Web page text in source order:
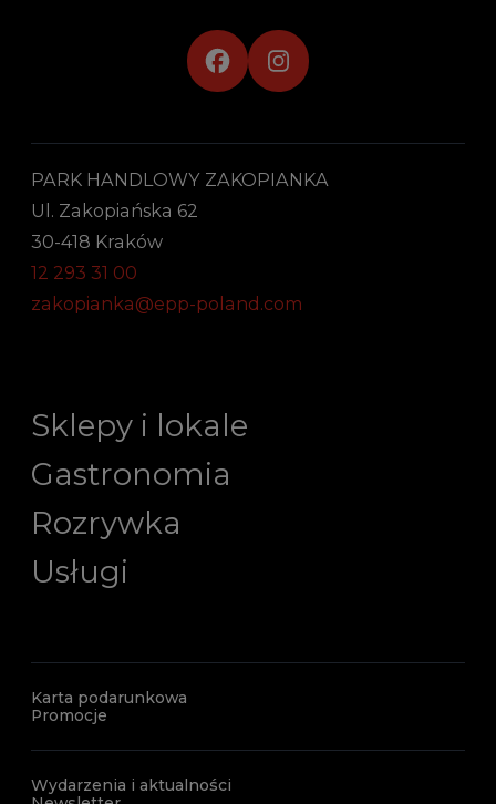
PARK HANDLOWY ZAKOPIANKA
Ul. Zakopiańska 62
30-418 Kraków
12 293 31 00
zakopianka@epp-poland.com
Sklepy i lokale
Gastronomia
Rozrywka
Usługi
Karta podarunkowa
Promocje
Wydarzenia i aktualności